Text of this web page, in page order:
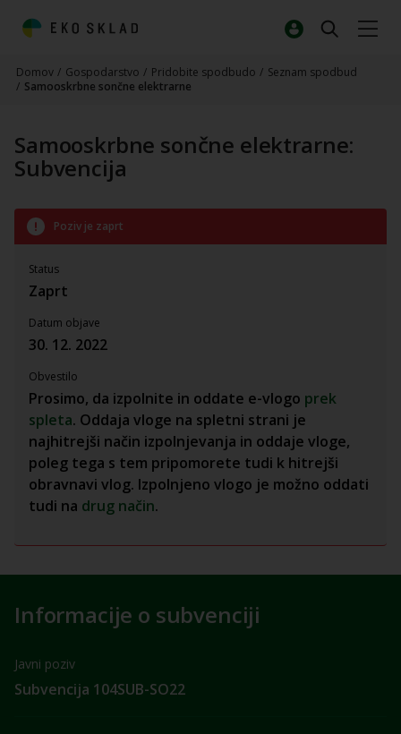
Domov / Gospodarstvo / Pridobite spodbudo / Seznam spodbud
/ Samooskrbne sončne elektrarne
Samooskrbne sončne elektrarne:
Subvencija
Informacije o subvenciji
Javni poziv
Subvencija 104SUB-SO22
Poziv je zaprt
Status
Zaprt
Datum objave
30. 12. 2022
Obvestilo
Prosimo, da izpolnite in oddate e-vlogo prek
spleta. Oddaja vloge na spletni strani je
najhitrejši način izpolnjevanja in oddaje vloge,
poleg tega s tem pripomorete tudi k hitrejši
obravnavi vlog. Izpolnjeno vlogo je možno oddati
tudi na drug način.